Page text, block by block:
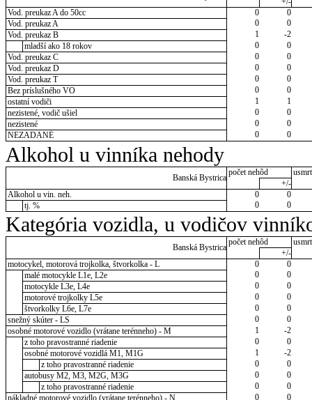
Vod. preukaz A do 50cc
0
0
Vod. preukaz A
0
0
Vod. preukaz B
1
-2
mladší ako 18 rokov
0
0
Vod. preukaz C
0
0
Vod. preukaz D
0
0
Vod. preukaz T
0
0
Bez príslušného VO
0
0
ostatní vodiči
1
1
nezistené, vodič ušiel
0
0
nezistené
0
0
NEZADANÉ
0 0
Alkohol u vinníka nehody
Banská Bystrica
počet nehôd
+/-
Alkohol u vin. neh.
0
0
tj. %
0 0
Kategória vozidla, u vodičov
Banská Bystrica
počet nehôd
+/-
motocykel, motorová trojkolka, štvorkolka - L
0
0
malé motocykle L1e, L2e
0
0
motocykle L3e, L4e
0
0
motorové trojkolky L5e
0
0
štvorkolky L6e, L7e
0
0
snežný skúter - LS
0
0
osobné motorové vozidlo (vrátane terénneho) - M
1
-2
z toho pravostranné riadenie
0
0
osobné motorové vozidlá M1, M1G
1
-2
z toho pravostranné riadenie
0
0
autobusy M2, M3, M2G, M3G
0
0
z toho pravostranné riadenie
0
0
nákladné motorové vozidlo (vrátane terénneho) - N
0
0